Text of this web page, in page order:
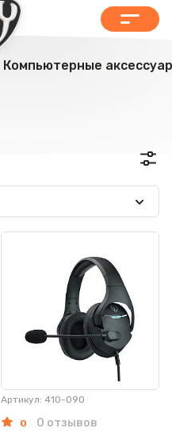
Компьютерные
Артикул: 410-090
0 0 отзывов